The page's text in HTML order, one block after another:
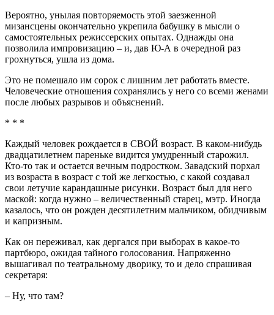
Вероятно, унылая повторяемость этой заезженной
мизансцены окончательно укрепила бабушку в мысли о
самостоятельных режиссерских опытах. Однажды она
позволила импровизацию – и, дав Ю-А в очередной раз
грохнуться, ушла из дома.
Это не помешало им сорок с лишним лет работать вместе.
Человеческие отношения сохранялись у него со всеми женами
после любых разрывов и объяснений.
* * *
Каждый человек рождается в СВОЙ возраст. В каком-нибудь
двадцатилетнем пареньке видится умудренный старожил.
Кто-то так и остается вечным подростком. Завадский порхал
из возраста в возраст с той же легкостью, с какой создавал
свои летучие карандашные рисунки. Возраст был для него
маской: когда нужно – величественный старец, мэтр. Иногда
казалось, что он рожден десятилетним мальчиком, обидчивым
и капризным.
Как он переживал, как дергался при выборах в какое-то
партбюро, ожидая тайного голосования. Напряженно
вышагивал по театральному дворику, то и дело спрашивая
секретаря:
– Ну, что там?